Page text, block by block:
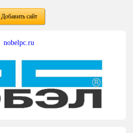
Добавить сайт
nobelpc.ru